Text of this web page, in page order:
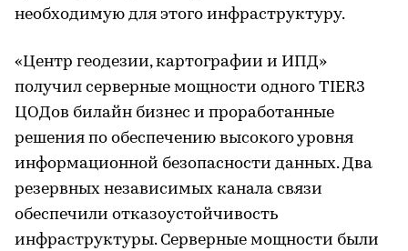
необходимую для этого инфраструктуру.
«Центр геодезии, картографии и ИПД»
получил серверные мощности одного TIER3
ЦОДов билайн бизнес и проработанные
решения по обеспечению высокого уровня
информационной безопасности данных. Два
резервных независимых канала связи
обеспечили отказоустойчивость
инфраструктуры. Серверные мощности были